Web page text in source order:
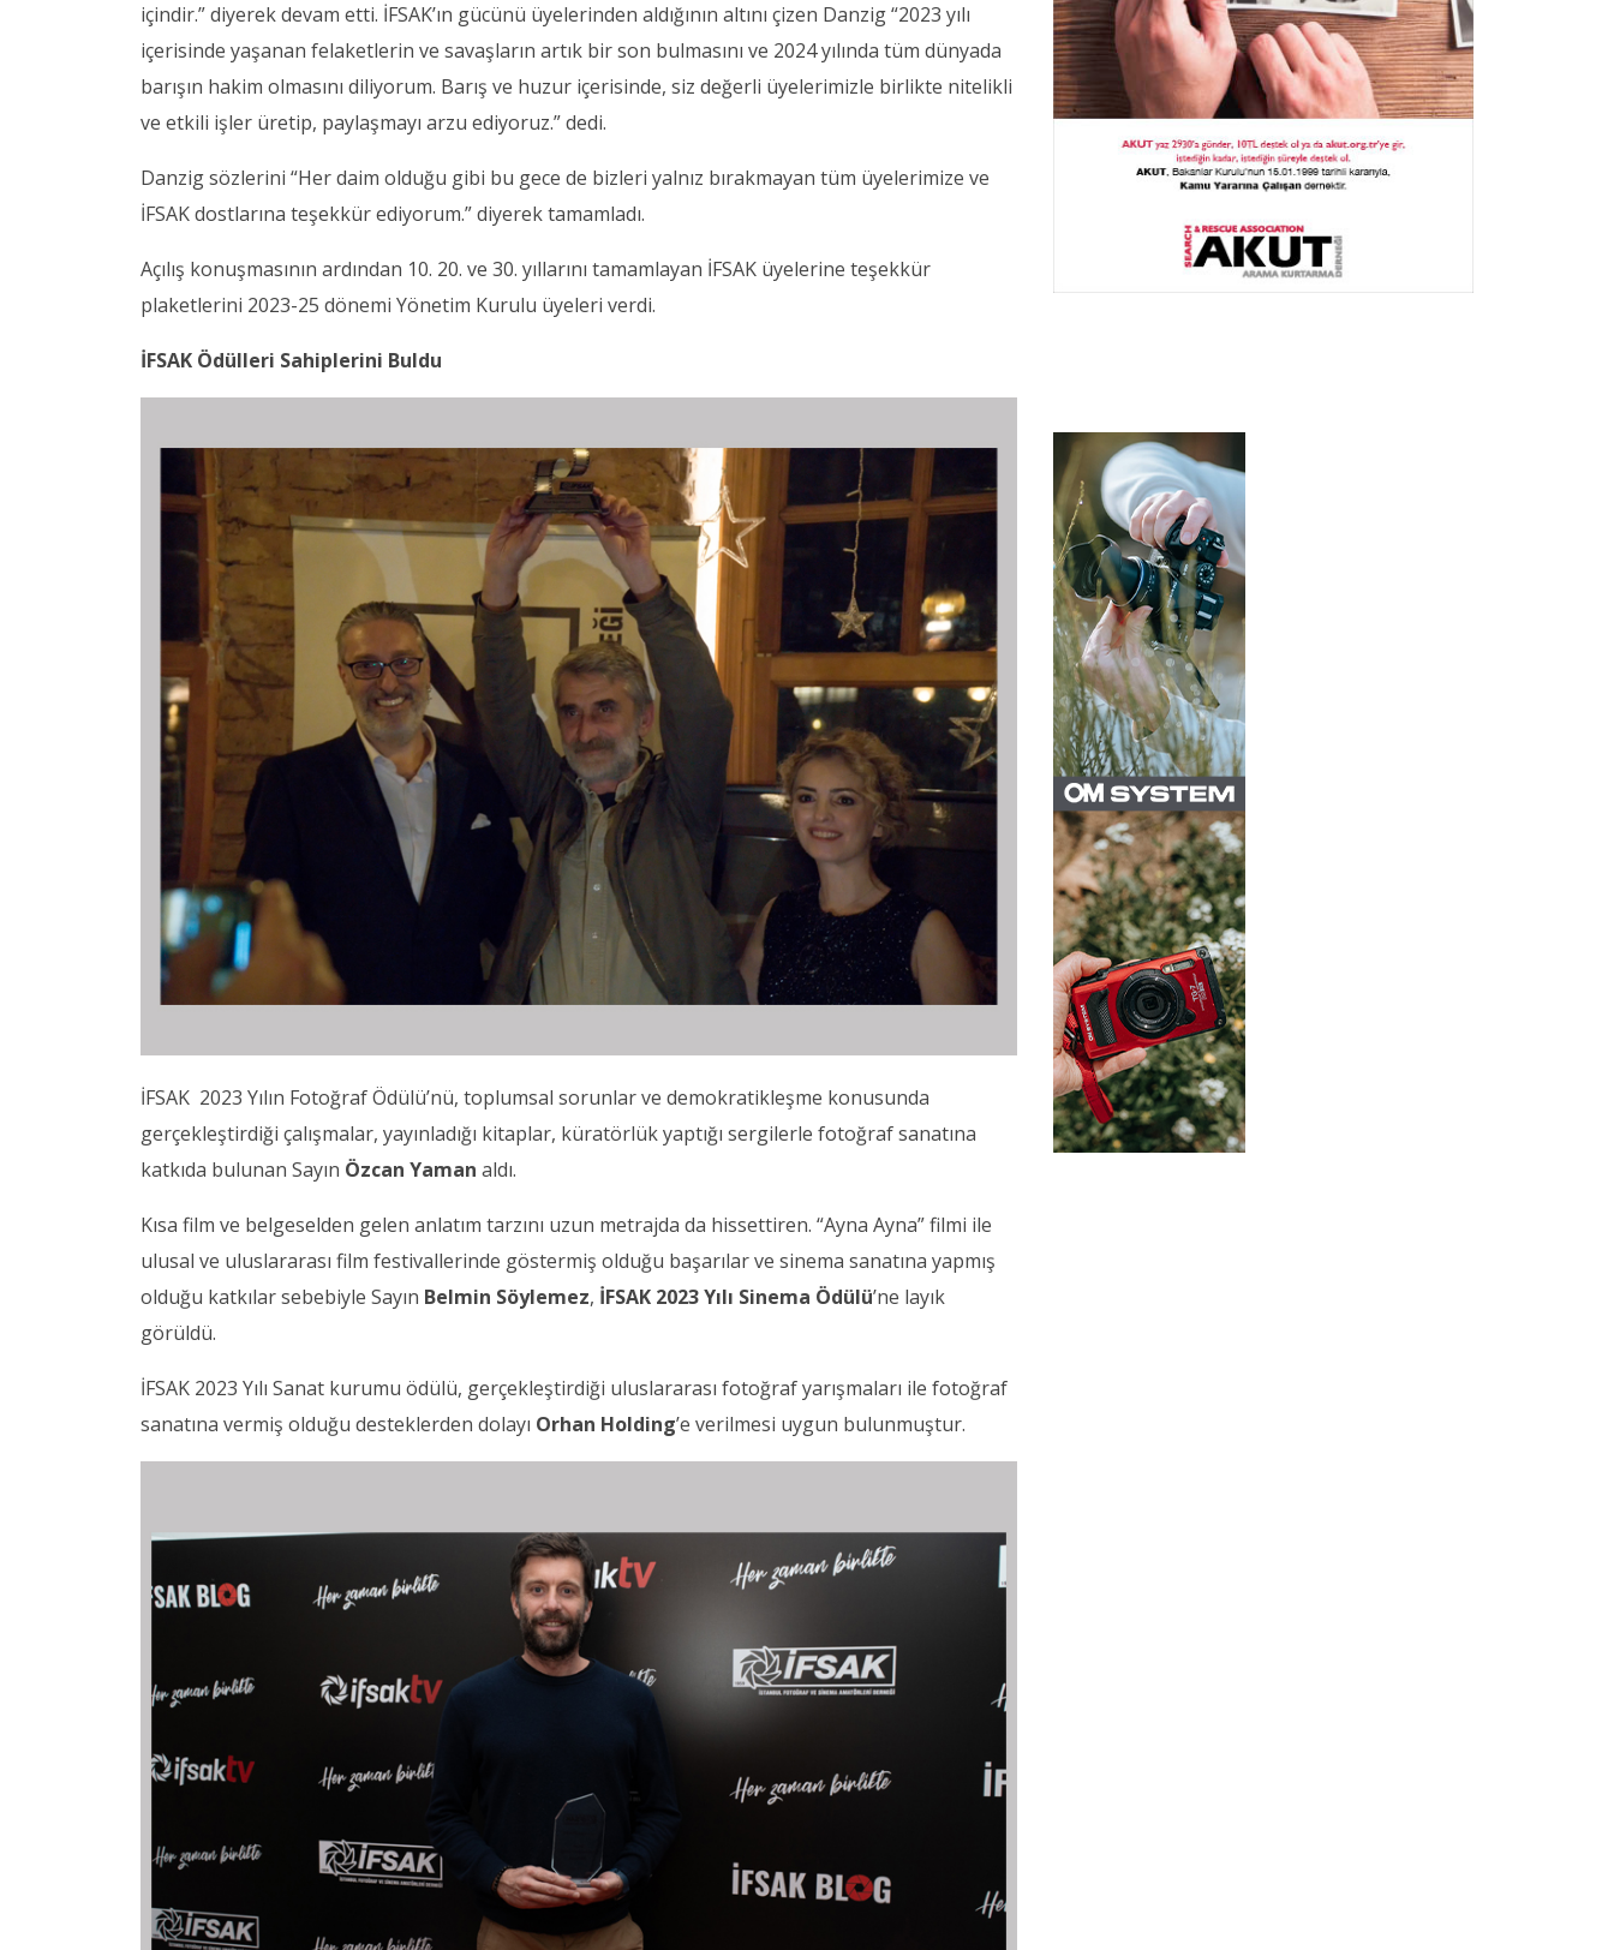
içindir.” diyerek devam etti. İFSAK’ın gücünü üyelerinden aldığının altını çizen Danzig “2023 yılı
içerisinde yaşanan felaketlerin ve savaşların artık bir son bulmasını ve 2024 yılında tüm dünyada
barışın hakim olmasını diliyorum. Barış ve huzur içerisinde, siz değerli üyelerimizle birlikte nitelikli
ve etkili işler üretip, paylaşmayı arzu ediyoruz.” dedi.
Danzig sözlerini “Her daim olduğu gibi bu gece de bizleri yalnız bırakmayan tüm üyelerimize ve
İFSAK dostlarına teşekkür ediyorum.” diyerek tamamladı.
Açılış konuşmasının ardından 10. 20. ve 30. yıllarını tamamlayan İFSAK üyelerine teşekkür
plaketlerini 2023-25 dönemi Yönetim Kurulu üyeleri verdi.
İFSAK Ödülleri Sahiplerini Buldu
İFSAK 2023 Yılın Fotoğraf Ödülü’nü, toplumsal sorunlar ve demokratikleşme konusunda
gerçekleştirdiği çalışmalar, yayınladığı kitaplar, küratörlük yaptığı sergilerle fotoğraf sanatına
katkıda bulunan Sayın Özcan Yaman aldı.
Kısa film ve belgeselden gelen anlatım tarzını uzun metrajda da hissettiren. “Ayna Ayna” filmi ile
ulusal ve uluslararası film festivallerinde göstermiş olduğu başarılar ve sinema sanatına yapmış
olduğu katkılar sebebiyle Sayın Belmin Söylemez, İFSAK 2023 Yılı Sinema Ödülü’ne layık
görüldü.
İFSAK 2023 Yılı Sanat kurumu ödülü, gerçekleştirdiği uluslararası fotoğraf yarışmaları ile fotoğraf
sanatına vermiş olduğu desteklerden dolayı Orhan Holding’e verilmesi uygun bulunmuştur.